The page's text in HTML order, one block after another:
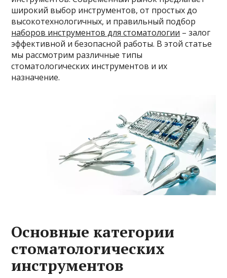
широкий выбор инструментов, от простых до
высокотехнологичных, и правильный подбор
наборов инструментов для стоматологии – залог
эффективной и безопасной работы. В этой статье
мы рассмотрим различные типы
стоматологических инструментов и их
назначение.
Основные категории
стоматологических
инструментов